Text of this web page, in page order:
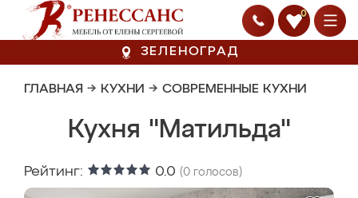
0
ЗЕЛЕНОГРАД
ГЛАВНАЯ → КУХНИ → СОВРЕМЕННЫЕ КУХНИ
Кухня "Матильда"
Рейтинг: 0.0 (0 голосов)